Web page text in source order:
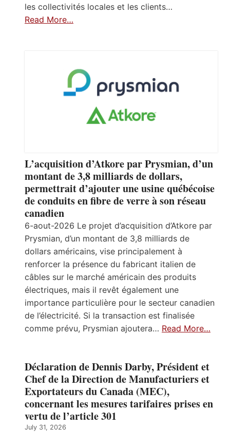
les collectivités locales et les clients…
Read More…
L’acquisition d’Atkore par Prysmian, d’un
montant de 3,8 milliards de dollars,
permettrait d’ajouter une usine québécoise
de conduits en fibre de verre à son réseau
canadien
6-aout-2026 Le projet d’acquisition d’Atkore par
Prysmian, d’un montant de 3,8 milliards de
dollars américains, vise principalement à
renforcer la présence du fabricant italien de
câbles sur le marché américain des produits
électriques, mais il revêt également une
importance particulière pour le secteur canadien
de l’électricité. Si la transaction est finalisée
comme prévu, Prysmian ajoutera… Read More…
Déclaration de Dennis Darby, Président et
Chef de la Direction de Manufacturiers et
Exportateurs du Canada (MEC),
concernant les mesures tarifaires prises en
vertu de l’article 301
July 31, 2026